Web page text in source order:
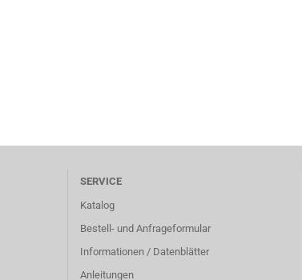
SERVICE
Katalog
Bestell- und Anfrageformular
Informationen / Datenblätter
Anleitungen